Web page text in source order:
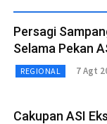
Persagi
Selama Pekan
REGIONAL 7 Agt
Cakupan ASI